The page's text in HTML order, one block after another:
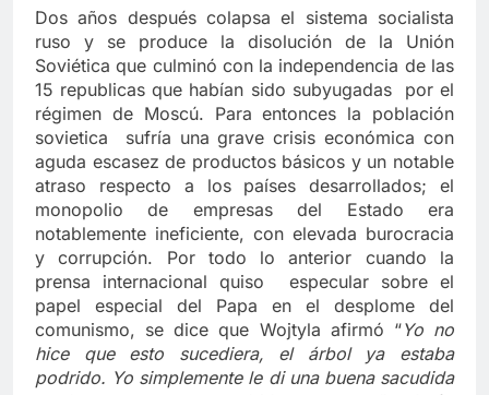
Dos años después colapsa el sistema socialista
ruso y se produce la disolución de la Unión
Soviética que culminó con la independencia de las
15 republicas que habían sido subyugadas por el
régimen de Moscú. Para entonces la población
sovietica sufría una grave crisis económica con
aguda escasez de productos básicos y un notable
atraso respecto a los países desarrollados; el
monopolio de empresas del Estado era
notablemente ineficiente, con elevada burocracia
y corrupción. Por todo lo anterior cuando la
prensa internacional quiso especular sobre el
papel especial del Papa en el desplome del
comunismo, se dice que Wojtyla afirmó “Yo no
hice que esto sucediera, el árbol ya estaba
podrido. Yo simplemente le di una buena sacudida